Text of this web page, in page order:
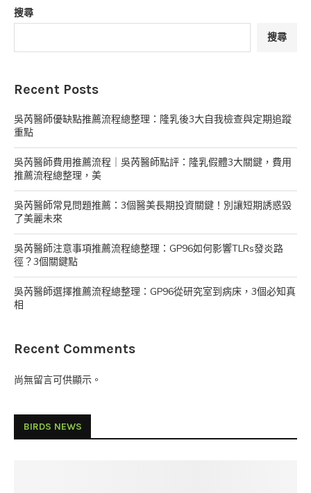
搜尋
搜尋
Recent Posts
吳芮醫師優缺點推薦流程總整理：隆乳後3大自我檢查與定期追蹤
重點
吳芮醫師費用推薦流程｜吳芮醫師點評：隆乳假體3大關鍵，費用
推薦流程總整理，美
吳芮醫師常見問題推薦：3個醫美長期投資關鍵！別讓短期誘惑毀
了美麗未來
吳芮醫師注意事項推薦流程總整理：GP96如何影響TLRs發炎路
徑？3個關鍵點
吳芮醫師選擇推薦流程總整理：GP96從研究室到病床，3個必知真
相
Recent Comments
尚無留言可供顯示。
BIRDS NEWS